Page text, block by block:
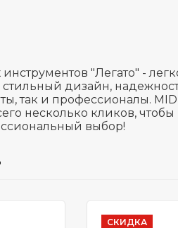
"Легато" -
стильный дизайн,
так и профессионалы.
несколько кликов, чтобы
выбор!
СКИДКА